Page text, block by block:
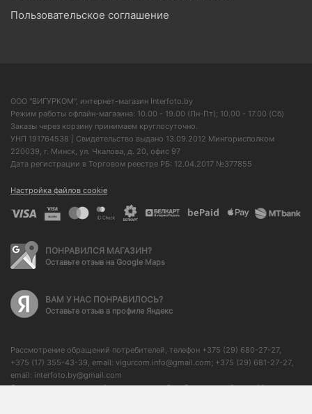
Пользовательское соглашение
ООО "ВИГУРКОМ", интернет-магазин Interfoto.by
Режим работы офлайн-магазина: 10.00 - 19.00 (Пн-Пт); 10.00 - 17.00 (Сб)
Заказы через корзину принимаем круглосуточно.
УНП 191764538 | Свидетельство выдано 13.09.2012 Мингорисполком
220039, г. Минск, ул. Чкалова, д. 20, офис 97
Дата регистрации в Торговом реестре РБ: 12.04.2017 №377855
Настройка файлов cookie
ПОНРАВИЛСЯ МАГАЗИН?
Оставьте отзыв на Google Maps
ВАМ У НАС ПОНРАВИЛОСЬ?
Оставьте отзыв в профиле Яндекс
Рассмотрение обращений потребителей, телефон +375 (29) 680-27-27,
+375 (17) 355-43-39, email: vigurcom.info@gmail.com; +375 (29) 681-27-27,
email: interfoto.by@gmail.com
Отдел торговли и услуг Администрации Октябрьского района г. Минска: +